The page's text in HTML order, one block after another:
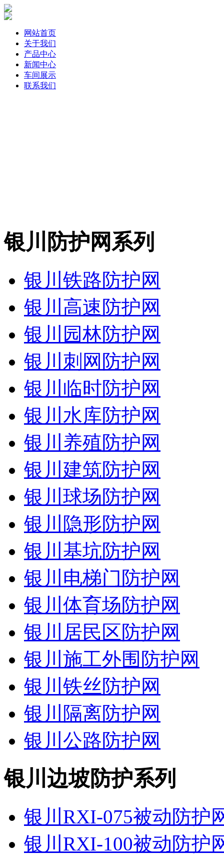
网站首页
关于我们
产品中心
新闻中心
车间展示
联系我们
银川防护网系列
银川铁路防护网
银川高速防护网
银川园林防护网
银川刺网防护网
银川临时防护网
银川水库防护网
银川养殖防护网
银川建筑防护网
银川球场防护网
银川隐形防护网
银川基坑防护网
银川电梯门防护网
银川体育场防护网
银川居民区防护网
银川施工外围防护网
银川铁丝防护网
银川隔离防护网
银川公路防护网
银川边坡防护系列
银川RXI-075被动防护
银川RXI-100被动防护